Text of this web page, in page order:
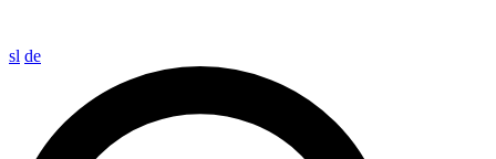
sl de